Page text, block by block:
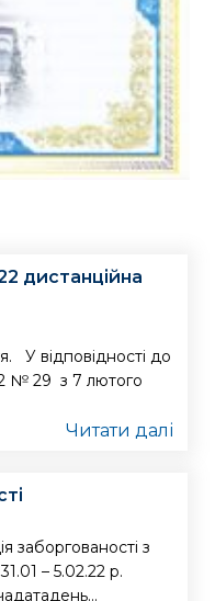
дистанційна
У відповідності до
№ 29 з 7 лютого
Читати далі
заборгованості з
– 5.02.22 р.